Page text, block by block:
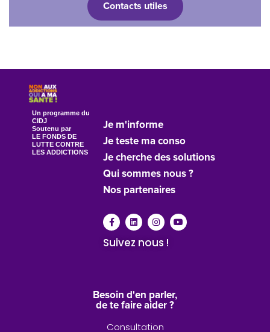
Contacts utiles
Un programme du
CIDJ
Soutenu par
LE FONDS DE
LUTTE CONTRE
LES ADDICTIONS
Je m'informe
Je teste ma conso
Je cherche des solutions
Qui sommes nous ?
Nos partenaires
Suivez nous !
Besoin d'en parler,
de te faire aider ?
Consultation